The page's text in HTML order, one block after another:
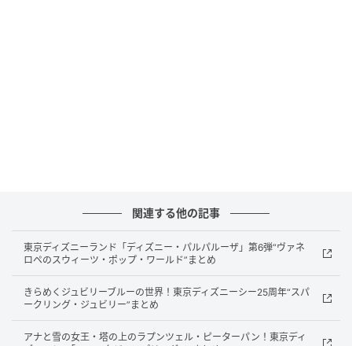
ター」にて新キャラクター「七彩の魔導姫ルミナス・
グレア」を追加し、あわせて同キャラクターの声優を
務める菱川花菜さんの直筆サイン色紙が当たるプレゼ
ントキャンペーンを実施しています。
キャンペーン期間は2026年4月1日から4月15日23:59
までで、現在応募受付中です。
関連する他の記事
東京ディズニーランド「ディズニー・パルパルーザ」第6弾“ヴァネ
ロペのスウィーツ・ポップ・ワールド”まとめ
きらめくジュビリーブルーの世界！東京ディズニーシー25周年“スパ
ークリング・ジュビリー”まとめ
アナと雪の女王・塔の上のラプンツェル・ピーターパン！東京ディ